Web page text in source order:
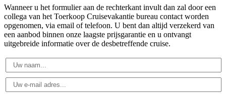
Wanneer u het formulier aan de rechterkant invult dan zal door een
collega van het Toerkoop Cruisevakantie bureau contact worden
opgenomen, via email of telefoon. U bent dan altijd verzekerd van
een aanbod binnen onze laagste prijsgarantie en u ontvangt
uitgebreide informatie over de desbetreffende cruise.